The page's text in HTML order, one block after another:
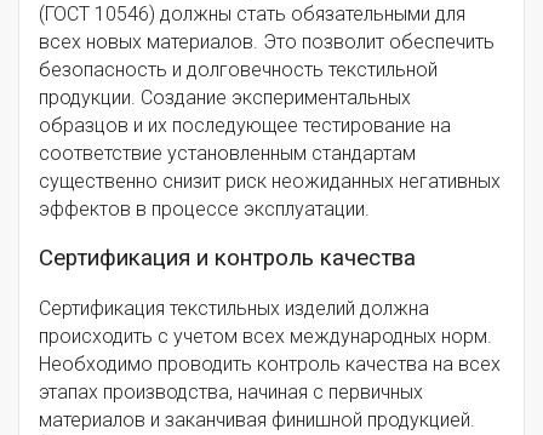
(ГОСТ 10546) должны стать обязательными для
всех новых материалов. Это позволит обеспечить
безопасность и долговечность текстильной
продукции. Создание экспериментальных
образцов и их последующее тестирование на
соответствие установленным стандартам
существенно снизит риск неожиданных негативных
эффектов в процессе эксплуатации.
Сертификация и контроль качества
Сертификация текстильных изделий должна
происходить с учетом всех международных норм.
Необходимо проводить контроль качества на всех
этапах производства, начиная с первичных
материалов и заканчивая финишной продукцией.